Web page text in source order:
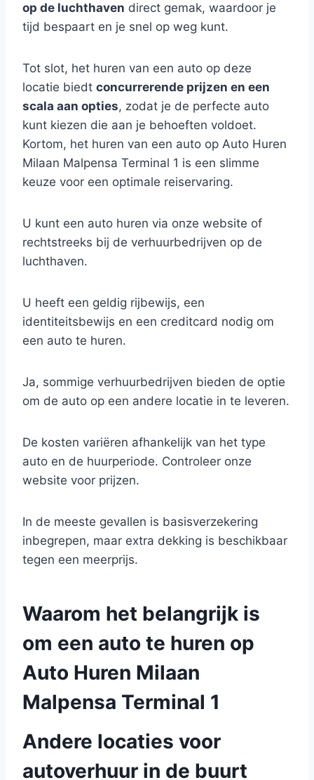
op de luchthaven direct gemak, waardoor je
tijd bespaart en je snel op weg kunt.
Tot slot, het huren van een auto op deze
locatie biedt concurrerende prijzen en een
scala aan opties, zodat je de perfecte auto
kunt kiezen die aan je behoeften voldoet.
Kortom, het huren van een auto op Auto Huren
Milaan Malpensa Terminal 1 is een slimme
keuze voor een optimale reiservaring.
U kunt een auto huren via onze website of
rechtstreeks bij de verhuurbedrijven op de
luchthaven.
U heeft een geldig rijbewijs, een
identiteitsbewijs en een creditcard nodig om
een auto te huren.
Ja, sommige verhuurbedrijven bieden de optie
om de auto op een andere locatie in te leveren.
De kosten variëren afhankelijk van het type
auto en de huurperiode. Controleer onze
website voor prijzen.
In de meeste gevallen is basisverzekering
inbegrepen, maar extra dekking is beschikbaar
tegen een meerprijs.
Waarom het belangrijk is
om een auto te huren op
Auto Huren Milaan
Malpensa Terminal 1
Andere locaties voor
autoverhuur in de buurt